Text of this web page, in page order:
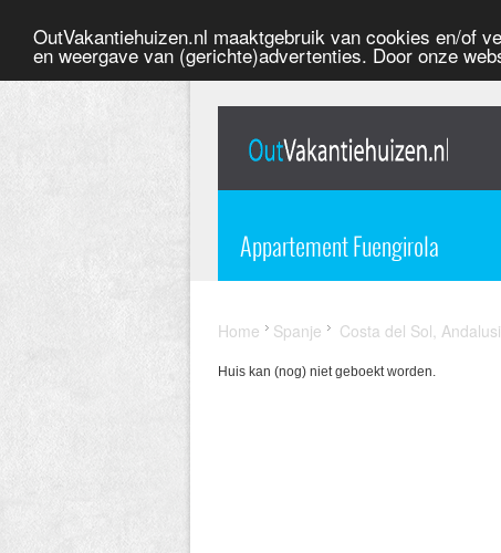
OutVakantiehuizen.nl maaktgebruik van cookies en/of
en weergave van (gerichte)advertenties. Door onze
Appartement Fuengirola
Home Spanje Costa del Sol,
Huis kan (nog) niet geboekt worden.